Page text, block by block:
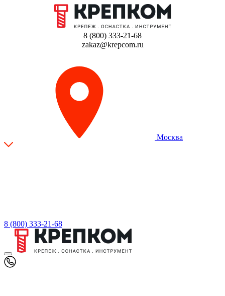
8 (800) 333-21-68
zakaz@krepcom.ru
Москва
8 (800) 333-21-68